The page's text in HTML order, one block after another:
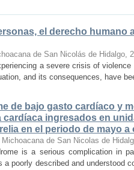
el derecho humano
de San Nicolás de Hidalgo,
a severe crisis of
and its consequences, have
de bajo gasto cardíaco y
ingresados en
en el periodo de mayo a
Michoacana de San Nicolas de
is a serious complication in
poorly described and understood